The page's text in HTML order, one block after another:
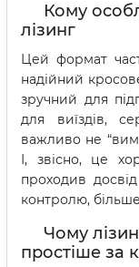
Кому
лізинг
Цей формат
надійний
зручний для
для виїздів,
важливо не
І, звісно, це
проходив
контролю,
Чому
простіше за